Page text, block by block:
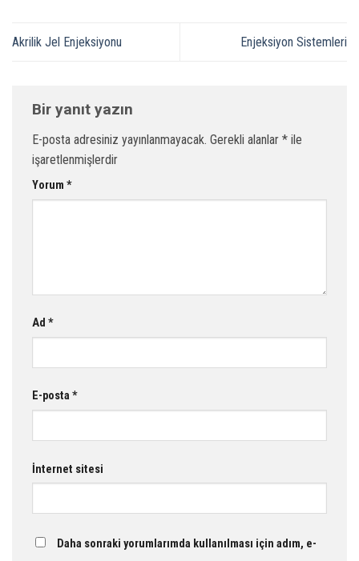
Akrilik Jel Enjeksiyonu Enjeksiyon Sistemleri
Bir yanıt yazın
E-posta adresiniz yayınlanmayacak. Gerekli alanlar * ile
işaretlenmişlerdir
Yorum *
Ad *
E-posta *
İnternet sitesi
Daha sonraki yorumlarımda kullanılması için adım, e-